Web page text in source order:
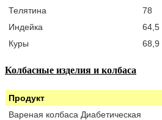
Телятина
78
Индейка
64,5
Куры
68,9
Колбасные изделия и колбаса
Продукт
Вареная колбаса Диабетическая